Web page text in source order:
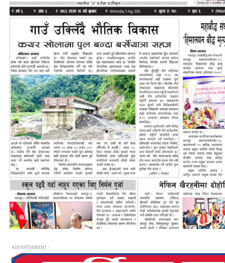
- ADVERTISEMENT -